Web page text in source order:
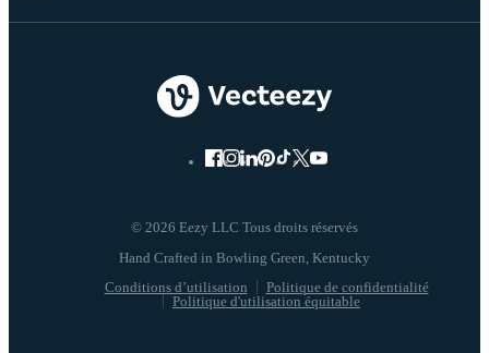
© 2026 Eezy LLC Tous droits réservés
Conditions d’utilisation
Politique de confidentialité
Politique d'utilisation équitable